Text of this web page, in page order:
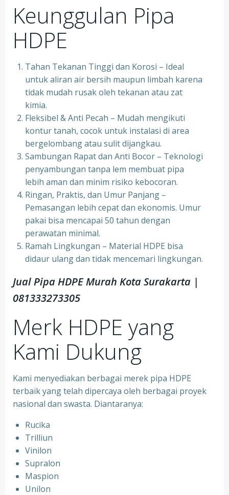
Keunggulan Pipa
HDPE
Tahan Tekanan Tinggi dan Korosi – Ideal
untuk aliran air bersih maupun limbah karena
tidak mudah rusak oleh tekanan atau zat
kimia.
Fleksibel & Anti Pecah – Mudah mengikuti
kontur tanah, cocok untuk instalasi di area
bergelombang atau sulit dijangkau.
Sambungan Rapat dan Anti Bocor – Teknologi
penyambungan tanpa lem membuat pipa
lebih aman dan minim risiko kebocoran.
Ringan, Praktis, dan Umur Panjang –
Pemasangan lebih cepat dan ekonomis. Umur
pakai bisa mencapai 50 tahun dengan
perawatan minimal.
Ramah Lingkungan – Material HDPE bisa
didaur ulang dan tidak mencemari lingkungan.
Jual Pipa HDPE Murah Kota Surakarta |
081333273305
Merk HDPE yang
Kami Dukung
Kami menyediakan berbagai merek pipa HDPE
terbaik yang telah dipercaya oleh berbagai proyek
nasional dan swasta. Diantaranya:
Rucika
Trilliun
Vinilon
Supralon
Maspion
Unilon